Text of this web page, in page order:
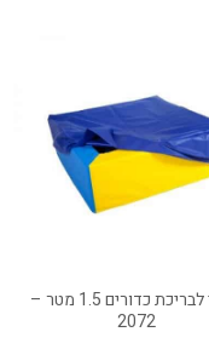
כיסוי לבריכת כדורים 1.5 מטר –
2072